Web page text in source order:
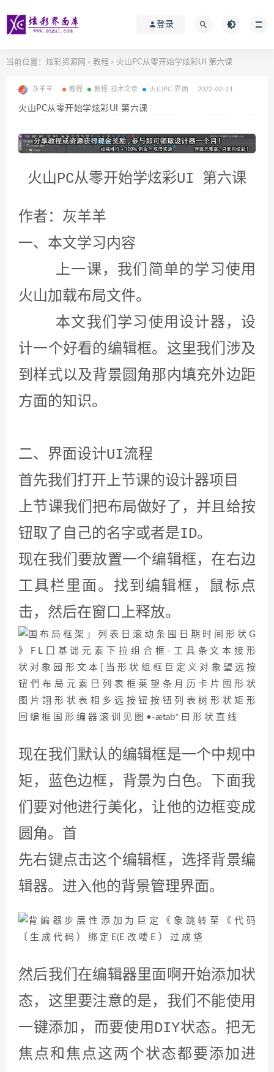
登录
当前位置： 炫彩资源网 > 教程 > 火山PC从零开始学炫彩UI 第六课
灰羊羊 教程 教程-技术文章 火山PC-界面 2022-02-21
火山PC从零开始学炫彩UI 第六课
火山PC从零开始学炫彩UI 第六课
作者：灰羊羊
一、本文学习内容
上一课，我们简单的学习使用
火山加载布局文件。
本文我们学习使用设计器，设
计一个好看的编辑框。这里我们涉及
到样式以及背景圆角那内填充外边距
方面的知识。
二、界面设计UI流程
首先我们打开上节课的设计器项目
上节课我们把布局做好了，并且给按
钮取了自己的名字或者是ID。
现在我们要放置一个编辑框，在右边
工具栏里面。找到编辑框，鼠标点
击，然后在窗口上释放。
现在我们默认的编辑框是一个中规中
矩，蓝色边框，背景为白色。下面我
们要对他进行美化，让他的边框变成
圆角。首
先右键点击这个编辑框，选择背景编
辑器。进入他的背景管理界面。
然后我们在编辑器里面啊开始添加状
态，这里要注意的是，我们不能使用
一键添加，而要使用DIY状态。把无
焦点和焦点这两个状态都要添加进